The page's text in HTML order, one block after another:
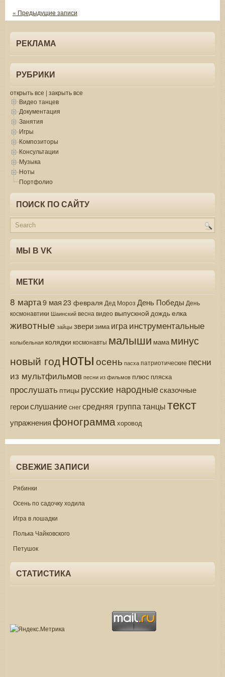
« Предыдущие записи
РЕКЛАМА
РУБРИКИ
открыть все | закрыть все
Видео танцев
Документация
Занятия
Игры
Композиторы
Консультации
Музыка
Ноты
Портфолио
ПОИСК ПО САЙТУ
МЫ В VK
МЕТКИ
8 марта9 мая 23 февраля Дед Мороз День Победы День
космонавтики Шаинскийвесна видео выпускной дождь елка
животные зайцы зверизима играинструментальные
колыбельная колядки космонавты малыши мама минус
новый годнотыосень пасха патриотические песни
из мультфильмов песни из фильмов плюс пляска
прослушать птицы русские народныесказочные
героислушаниеснегсредняя группатанцытекст
упражнения фонограммахоровод
СВЕЖИЕ ЗАПИСИ
Рябинки
Осень по садочку ходила
Игра в лошадки
Полька Чайковского
Петушок
СТАТИСТИКА